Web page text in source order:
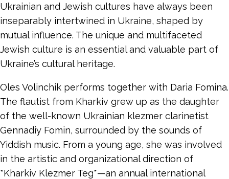
Ukrainian and Jewish cultures have always been
inseparably intertwined in Ukraine, shaped by
mutual influence. The unique and multifaceted
Jewish culture is an essential and valuable part of
Ukraine’s cultural heritage.
Oles Volinchik performs together with Daria Fomina.
The flautist from Kharkiv grew up as the daughter
of the well-known Ukrainian klezmer clarinetist
Gennadiy Fomin, surrounded by the sounds of
Yiddish music. From a young age, she was involved
in the artistic and organizational direction of
*Kharkiv Klezmer Teg*—an annual international